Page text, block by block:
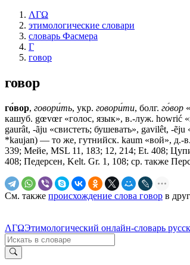
ΛΓΩ
этимологические словари
словарь Фасмера
Г
говор
говор
го́вор, говори́ть, укр. говори́ти, болг. го́вор
кашуб. gœvœr «голос, язык», в.-луж. howrić
gaurât, -ãju «свистеть; бушевать», gavilêt, -
*kaujan) — то же, гутнийск. kaum «вой», д.-
339; Мейе, MSL 11, 183; 12, 214; Et. 408;
408; Педерсен, Kelt. Gr. 1, 108; ср. также
См. также происхождение слова говор в
ΛΓΩЭтимологический онлайн-словарь